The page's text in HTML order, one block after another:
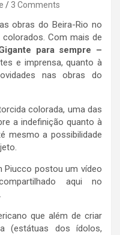
3 Comments
obras do Beira-Rio no
Com mais de
para sempre –
e imprensa, quanto à
nas obras do
colorada, uma das
a indefinição quanto à
mesmo a possibilidade
Piucco postou um vídeo
aqui no
.
que além de criar
(estátuas dos ídolos,